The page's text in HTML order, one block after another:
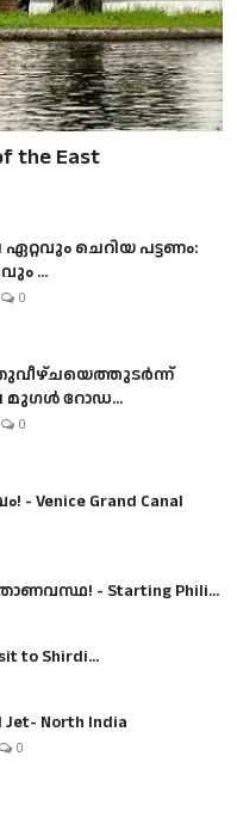
the East
ചെറിയ പട്ടണം:
...
0
മുഗൾ റോഡ...
0
Grand Canal
- Starting Phili...
to Shirdi...
Jet- North India
0